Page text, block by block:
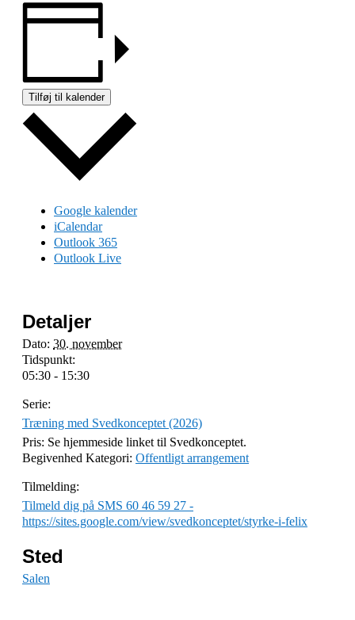
Tilføj til kalender
Google kalender
iCalendar
Outlook 365
Outlook Live
Detaljer
Dato: 30. november
Tidspunkt:
05:30 - 15:30
Serie:
Træning med Svedkonceptet (2026)
Pris: Se hjemmeside linket til Svedkonceptet.
Begivenhed Kategori: Offentligt arrangement
Tilmelding:
Tilmeld dig på SMS 60 46 59 27 -
https://sites.google.com/view/svedkonceptet/styrke-i-felix
Sted
Salen